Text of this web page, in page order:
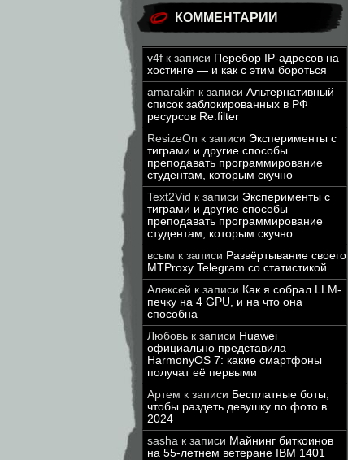
КОММЕНТАРИИ
v4f к записи Перебор IP-адресов на
хостинге — и как с этим бороться
amarakin к записи Альтернативный
список заблокированных в РФ
ресурсов Re:filter
ResizeOn к записи Эксперименты с
тиграми и другие способы
преподавать программирование
студентам, которым скучно
Text2Vid к записи Эксперименты с
тиграми и другие способы
преподавать программирование
студентам, которым скучно
всым к записи Развёртывание своего
MTProxy Telegram со статистикой
Алексей к записи Как я собрал LLM-
печку на 4 GPU, и на что она
способна
Любовь к записи Huawei
официально представила
HarmonyOS 7: какие смартфоны
получат её первыми
Артем к записи Бесплатные боты,
чтобы раздеть девушку по фото в
2024
sasha к записи Майнинг биткоинов
на 55-летнем ветеране IBM 1401